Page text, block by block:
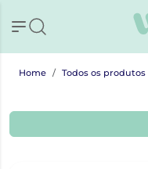
Home Todos os produtos